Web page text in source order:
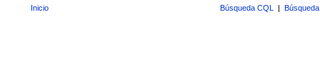
Inicio Búsqueda CQL